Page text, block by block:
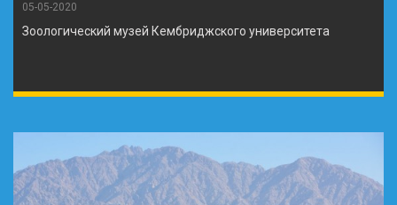
05-05-2020
Зоологический музей Кембриджского университета